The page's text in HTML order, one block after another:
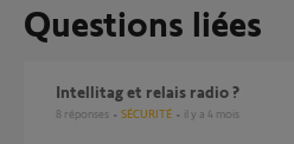
Questions liées
Intellitag et relais radio ?
8 réponses SÉCURITÉ il y a 4 mois